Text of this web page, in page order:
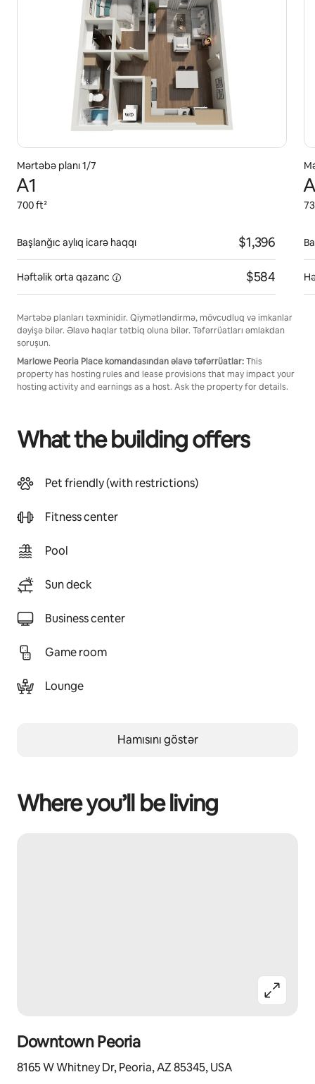
Mərtəbə planı 1/7
A1
700 ft²
Başlanğıc aylıq icarə haqqı $1,396
Həftəlik orta qazanc $584
Mərtəbə planları təxminidir. Qiymətləndirmə, mövcudluq və imkanlar
dəyişə bilər. Əlavə haqlar tətbiq oluna bilər. Təfərrüatları əmlakdan
soruşun.
Marlowe Peoria Place komandasından əlavə təfərrüatlar:This
property has hosting rules and lease provisions that may impact your
hosting activity and earnings as a host. Ask the property for details.
What the building offers
Pet friendly (with restrictions)
Fitness center
Pool
Sun deck
Business center
Game room
Lounge
Hamısını göstər
Where you’ll be living
Downtown Peoria
8165 W Whitney Dr, Peoria, AZ 85345, USA